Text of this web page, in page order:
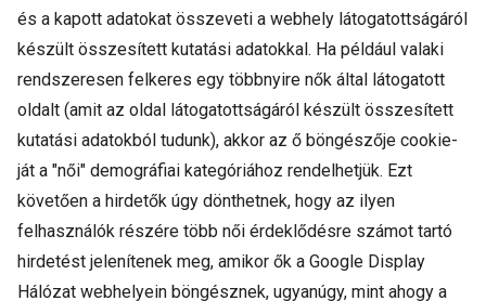
és a kapott adatokat összeveti a webhely látogatottságáról
készült összesített kutatási adatokkal. Ha például valaki
rendszeresen felkeres egy többnyire nők által látogatott
oldalt (amit az oldal látogatottságáról készült összesített
kutatási adatokból tudunk), akkor az ő böngészője cookie-
ját a "női" demográfiai kategóriához rendelhetjük. Ezt
követően a hirdetők úgy dönthetnek, hogy az ilyen
felhasználók részére több női érdeklődésre számot tartó
hirdetést jelenítenek meg, amikor ők a Google Display
Hálózat webhelyein böngésznek, ugyanúgy, mint ahogy a